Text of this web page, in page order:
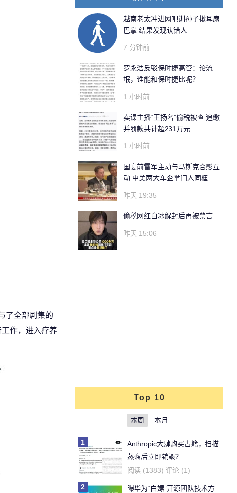
了全部剧集的
作，进入疗养
越南老太冲进网吧训孙子揪耳扇
巴掌 结果发现认错人
7 分钟前
罗永浩反驳保时捷高管：论流
氓，谁能和保时捷比呢？
1 小时前
卖课主播“王扬名”偷税被查 追缴
并罚款共计超231万元
1 小时前
国宴前雷军主动与马斯克合影互
动 中美两大车企掌门人同框
昨天 19:35
偷税网红白冰解封后再被禁言
昨天 15:06
Top 10
本周 本月
1
Anthropic大肆购买古籍，扫描
蒸馏后立即销毁？
阅读 (1383) 评论 (1)
2
曝华为“白嫖”开源团队技术方